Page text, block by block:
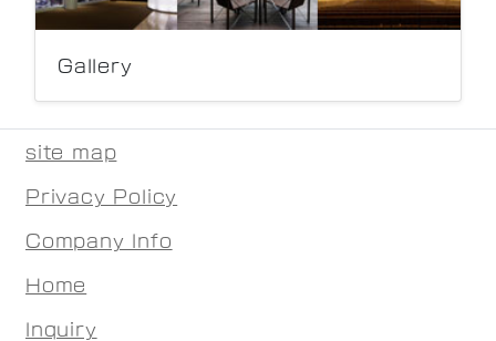
Gallery
site map
Privacy Policy
Company Info
Home
Inquiry